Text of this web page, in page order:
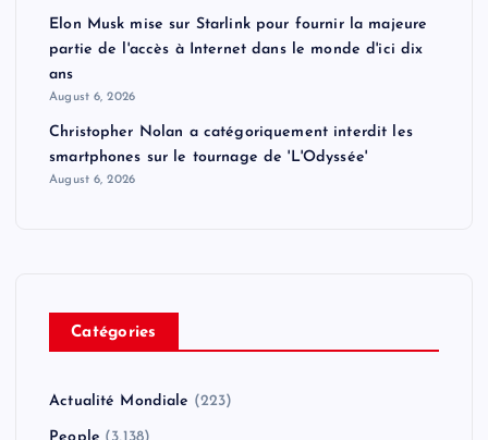
Elon Musk mise sur Starlink pour fournir la majeure
partie de l'accès à Internet dans le monde d'ici dix
ans
August 6, 2026
Christopher Nolan a catégoriquement interdit les
smartphones sur le tournage de 'L'Odyssée'
August 6, 2026
Catégories
Actualité Mondiale (223)